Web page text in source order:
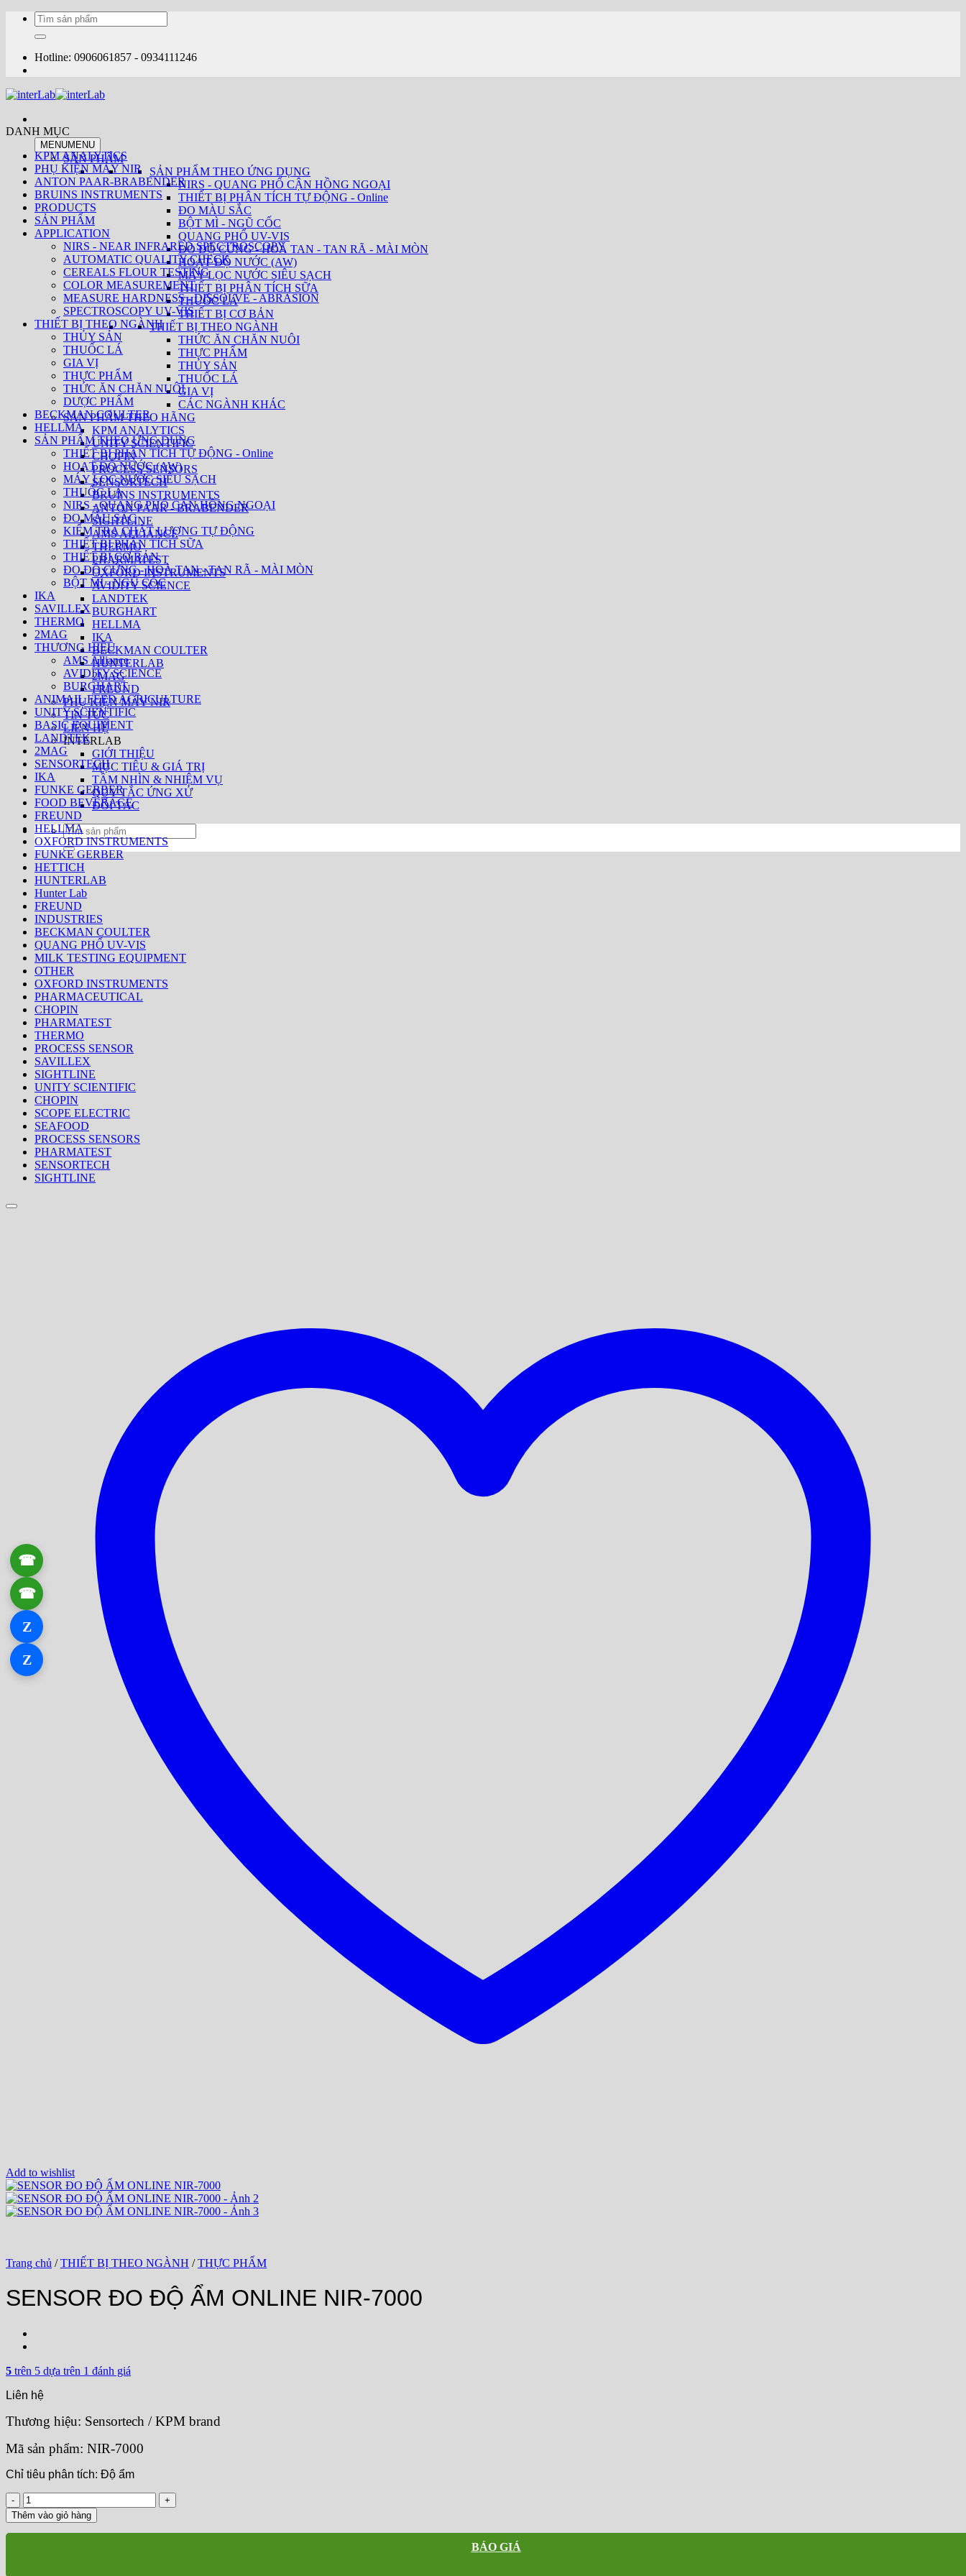
dung
Tìm
kiếm:
Hotline: 0906061857 - 0934111246
MENUMENU
SẢN PHẨM
SẢN PHẨM THEO ỨNG DỤNG
NIRS - QUANG PHỔ CẬN HỒNG NGOẠI
THIẾT BỊ PHÂN TÍCH TỰ ĐỘNG - Online
ĐO MÀU SẮC
BỘT MÌ - NGŨ CỐC
QUANG PHỔ UV-VIS
ĐO ĐỘ CỨNG - HOÀ TAN - TAN RÃ - MÀI MÒN
HOẠT ĐỘ NƯỚC (AW)
MÁY LỌC NƯỚC SIÊU SẠCH
THIẾT BỊ PHÂN TÍCH SỮA
THUỐC LÁ
THIẾT BỊ CƠ BẢN
THIẾT BỊ THEO NGÀNH
THỨC ĂN CHĂN NUÔI
THỰC PHẨM
THỦY SẢN
THUỐC LÁ
GIA VỊ
CÁC NGÀNH KHÁC
SẢN PHẨM THEO HÃNG
KPM ANALYTICS
UNITY SCIENTIFIC
CHOPIN
PROCESS SENSORS
SENSORTECH
BRUINS INSTRUMENTS
ANTON PAAR - BRABENDER
SIGHTLINE
AMS ALLIANCE
THERMO
PHARMATEST
OXFORD INSTRUMENTS
AVIDITY SCIENCE
LANDTEK
BURGHART
HELLMA
IKA
BECKMAN COULTER
HUNTERLAB
2MAG
FREUND
PHỤ KIỆN MÁY NIR
TIN TỨC
LIÊN HỆ
INTERLAB
GIỚI THIỆU
MỤC TIÊU & GIÁ TRỊ
TẦM NHÌN & NHIỆM VỤ
QUY TẮC ỨNG XỬ
ĐỐI TÁC
Tìm
kiếm:
DANH MỤC
KPM ANALYTICS
PHỤ KIỆN MÁY NIR
ANTON PAAR-BRABENDER
BRUINS INSTRUMENTS
PRODUCTS
SẢN PHẨM
APPLICATION
NIRS - NEAR INFRARED SPECTROSCOPY
AUTOMATIC QUALITY CHECK
CEREALS FLOUR TESTING
COLOR MEASUREMENT
MEASURE HARDNESS - DISSOLVE - ABRASION
SPECTROSCOPY UV-VIS
THIẾT BỊ THEO NGÀNH
THỦY SẢN
THUỐC LÁ
GIA VỊ
THỰC PHẨM
THỨC ĂN CHĂN NUÔI
DƯỢC PHẨM
BECKMAN COULTER
HELLMA
SẢN PHẨM THEO ỨNG DỤNG
THIẾT BỊ PHÂN TÍCH TỰ ĐỘNG - Online
HOẠT ĐỘ NƯỚC (AW)
MÁY LỌC NƯỚC SIÊU SẠCH
THUỐC LÁ
NIRS - QUANG PHỔ CẬN HỒNG NGOẠI
ĐO MÀU SẮC
KIỂM TRA CHẤT LƯỢNG TỰ ĐỘNG
THIẾT BỊ PHÂN TÍCH SỮA
THIẾT BỊ CƠ BẢN
ĐO ĐỘ CỨNG - HOÀ TAN - TAN RÃ - MÀI MÒN
BỘT MÌ - NGŨ CỐC
IKA
SAVILLEX
THERMO
2MAG
THƯƠNG HIỆU
AMS Alliance
AVIDITY SCIENCE
BURGHART
ANIMAIL FEED AGRICULTURE
UNITY SCIENTIFIC
BASIC EQUIMENT
LANDTEK
2MAG
SENSORTECH
IKA
FUNKE GERBER
FOOD BEVERAGE
FREUND
HELLMA
OXFORD INSTRUMENTS
FUNKE GERBER
HETTICH
HUNTERLAB
Hunter Lab
FREUND
INDUSTRIES
BECKMAN COULTER
QUANG PHỔ UV-VIS
MILK TESTING EQUIPMENT
OTHER
OXFORD INSTRUMENTS
PHARMACEUTICAL
CHOPIN
PHARMATEST
THERMO
PROCESS SENSOR
SAVILLEX
SIGHTLINE
UNITY SCIENTIFIC
CHOPIN
SCOPE ELECTRIC
SEAFOOD
PROCESS SENSORS
PHARMATEST
SENSORTECH
SIGHTLINE
Add to wishlist
Trang chủ / THIẾT BỊ THEO NGÀNH / THỰC PHẨM
SENSOR ĐO ĐỘ ẨM ONLINE NIR-7000
5 trên 5 dựa trên 1 đánh giá
Liên hệ
Thương hiệu: Sensortech / KPM brand
Mã sản phẩm: NIR-7000
Chỉ tiêu phân tích: Độ ẩm
SENSOR
ĐO
ĐỘ
ẨM
Thêm vào giỏ hàng
BÁO GIÁ
☎ 0906 061 857
☎
Z
Z